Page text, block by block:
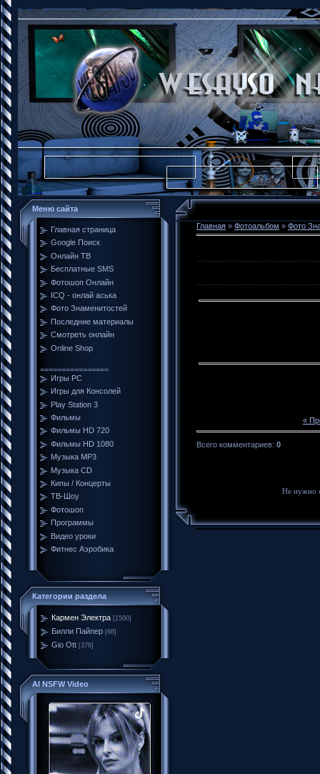
Меню сайта
Главная страница
Google Поиск
Онлайн ТВ
Бесплатные SMS
Фотошоп Онлайн
ICQ - онлай аська
Фото Знаменитостей
Последние материалы
Смотреть онлайн
Online Shop
================
Игры PC
Игры для Консолей
Play Station 3
Фильмы
Фильмы HD 720
Фильмы HD 1080
Музыка MP3
Музыка CD
Кипы / Концерты
ТВ-Шоу
Фотошоп
Программы
Видео уроки
Фитнес Аэробика
Категории раздела
Кармен Электра [1500]
Билли Пайпер [66]
Gio Ott [376]
AI NSFW Video
Главная » Фотоальбом » Фото
«
Всего комментариев: 0
Не нужно